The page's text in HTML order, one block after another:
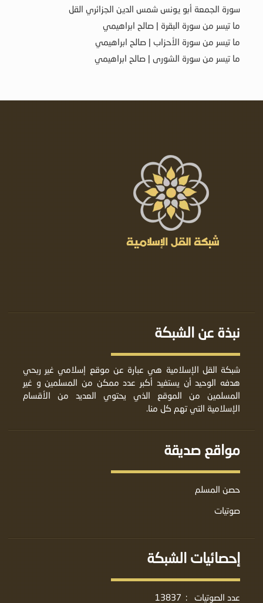
سورة الجمعة أبو يونس شمس الدين الجزائري القل
ما تيسر من سورة البقرة | صالح ابراهيمي
ما تيسر من سورة الأحزاب | صالح ابراهيمي
ما تيسر من سورة الشورى | صالح ابراهيمي
نبذة عن الشبكة
شبكة القل الإسلامية هي عبارة عن موقع إسلامي غير ربحي
هدفه الوحيد أن يستفيد أكبر عدد ممكن من المسلمين و غير
المسلمين من الموقع الذي يحتوي العديد من الأقسام
الإسلامية التي تهم كل منا.
مواقع صديقة
حصن المسلم
صوتيات
إحصائيات الشبكة
عدد الصوتيات :
13837